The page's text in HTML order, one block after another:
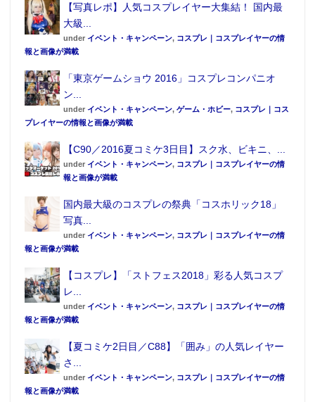
【写真レポ】人気コスプレイヤー大集結！ 国内最
大級...
under イベント・キャンペーン, コスプレ｜コスプレイヤーの情
報と画像が満載
「東京ゲームショウ 2016」コスプレコンパニオ
ン...
under イベント・キャンペーン, ゲーム・ホビー, コスプレ｜コス
プレイヤーの情報と画像が満載
【C90／2016夏コミケ3日目】スク水、ビキニ、...
under イベント・キャンペーン, コスプレ｜コスプレイヤーの情
報と画像が満載
国内最大級のコスプレの祭典「コスホリック18」
写真...
under イベント・キャンペーン, コスプレ｜コスプレイヤーの情
報と画像が満載
【コスプレ】「ストフェス2018」彩る人気コスプ
レ...
under イベント・キャンペーン, コスプレ｜コスプレイヤーの情
報と画像が満載
【夏コミケ2日目／C88】「囲み」の人気レイヤー
さ...
under イベント・キャンペーン, コスプレ｜コスプレイヤーの情
報と画像が満載